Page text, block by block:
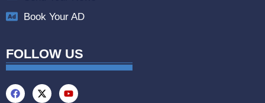
Book Your AD
FOLLOW US